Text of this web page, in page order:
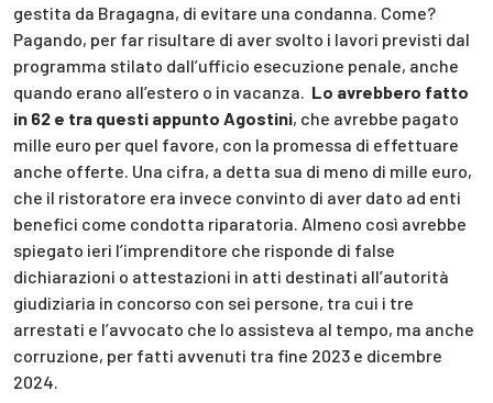
gestita da Bragagna, di evitare una condanna. Come?
Pagando, per far risultare di aver svolto i lavori previsti dal
programma stilato dall’ufficio esecuzione penale, anche
quando erano all’estero o in vacanza. Lo avrebbero fatto
in 62 e tra questi appunto Agostini, che avrebbe pagato
mille euro per quel favore, con la promessa di effettuare
anche offerte. Una cifra, a detta sua di meno di mille euro,
che il ristoratore era invece convinto di aver dato ad enti
benefici come condotta riparatoria. Almeno così avrebbe
spiegato ieri l’imprenditore che risponde di false
dichiarazioni o attestazioni in atti destinati all’autorità
giudiziaria in concorso con sei persone, tra cui i tre
arrestati e l’avvocato che lo assisteva al tempo, ma anche
corruzione, per fatti avvenuti tra fine 2023 e dicembre
2024.